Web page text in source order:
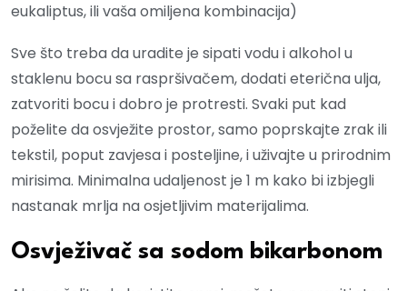
eukaliptus, ili vaša omiljena kombinacija)
Sve što treba da uradite je sipati vodu i alkohol u
staklenu bocu sa raspršivačem, dodati eterična ulja,
zatvoriti bocu i dobro je protresti. Svaki put kad
poželite da osvježite prostor, samo poprskajte zrak ili
tekstil, poput zavjesa i posteljine, i uživajte u prirodnim
mirisima. Minimalna udaljenost je 1 m kako bi izbjegli
nastanak mrlja na osjetljivim materijalima.
Osvježivač sa sodom bikarbonom